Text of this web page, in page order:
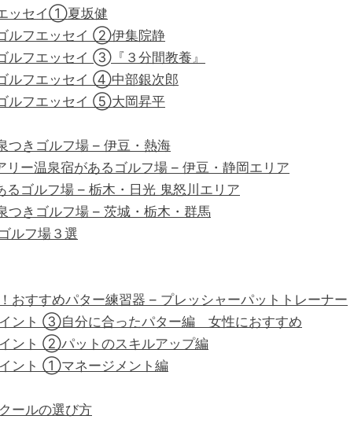
ッセイ①夏坂健
ルフエッセイ ②伊集院静
ルフエッセイ ➂『３分間教養』
ルフエッセイ ④中部銀次郎
ルフエッセイ ⑤大岡昇平
つきゴルフ場 – 伊豆・熱海
リー温泉宿があるゴルフ場 – 伊豆・静岡エリア
るゴルフ場 – 栃木・日光 鬼怒川エリア
つきゴルフ場 – 茨城・栃木・群馬
ルフ場３選
おすすめパター練習器 – プレッシャーパットトレーナー
ント ③自分に合ったパター編 女性におすすめ
ント ②パットのスキルアップ編
ント ①マネージメント編
ールの選び方